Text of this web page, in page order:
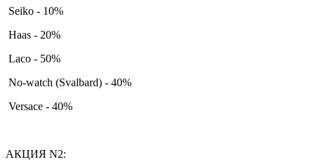
Seiko - 10%
Haas - 20%
Laco - 50%
No-watch (Svalbard) - 40%
Versace - 40%
АКЦИЯ N2: